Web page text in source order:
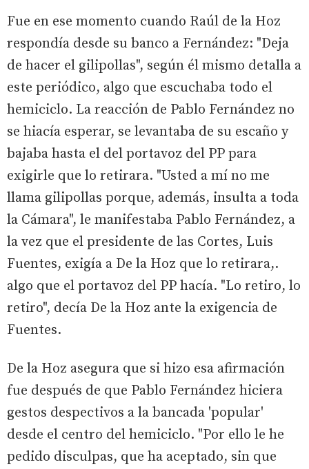
Fue en ese momento cuando Raúl de la Hoz
respondía desde su banco a Fernández: "Deja
de hacer el gilipollas", según él mismo detalla a
este periódico, algo que escuchaba todo el
hemiciclo. La reacción de Pablo Fernández no
se hiacía esperar, se levantaba de su escaño y
bajaba hasta el del portavoz del PP para
exigirle que lo retirara. "Usted a mí no me
llama gilipollas porque, además, insulta a toda
la Cámara", le manifestaba Pablo Fernández, a
la vez que el presidente de las Cortes, Luis
Fuentes, exigía a De la Hoz que lo retirara,.
algo que el portavoz del PP hacía. "Lo retiro, lo
retiro", decía De la Hoz ante la exigencia de
Fuentes.
De la Hoz asegura que si hizo esa afirmación
fue después de que Pablo Fernández hiciera
gestos despectivos a la bancada 'popular'
desde el centro del hemiciclo. "Por ello le he
pedido disculpas, que ha aceptado, sin que